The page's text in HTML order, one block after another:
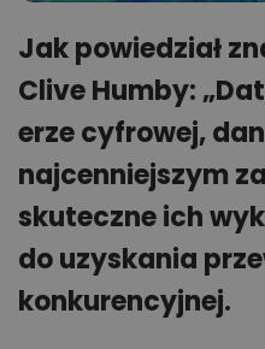
Jak powiedział
Clive Humby:
erze cyfrowej,
najcenniejszym
skuteczne ich
do uzyskania
konkurencyjnej.